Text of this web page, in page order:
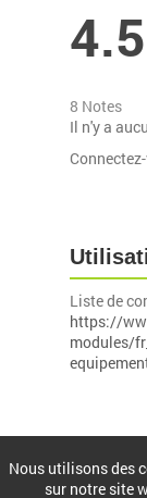
4.5
8 Notes
Il n'y a
Liste de
https://
modules/
Nous utilisons des
sur notre site